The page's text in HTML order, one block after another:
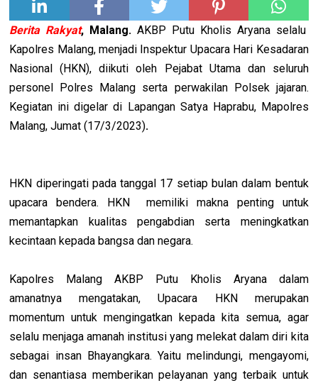
Berita Rakyat, Malang. AKBP Putu Kholis Aryana selalu
Kapolres Malang, menjadi Inspektur Upacara Hari Kesadaran
Nasional (HKN), diikuti oleh Pejabat Utama dan seluruh
personel Polres Malang serta perwakilan Polsek jajaran.
Kegiatan ini digelar di Lapangan Satya Haprabu, Mapolres
Malang, Jumat (17/3/2023).
HKN diperingati pada tanggal 17 setiap bulan dalam bentuk
upacara bendera. HKN memiliki makna penting untuk
memantapkan kualitas pengabdian serta meningkatkan
kecintaan kepada bangsa dan negara.
Kapolres Malang AKBP Putu Kholis Aryana dalam
amanatnya mengatakan, Upacara HKN merupakan
momentum untuk mengingatkan kepada kita semua, agar
selalu menjaga amanah institusi yang melekat dalam diri kita
sebagai insan Bhayangkara. Yaitu melindungi, mengayomi,
dan senantiasa memberikan pelayanan yang terbaik untuk